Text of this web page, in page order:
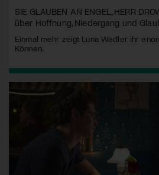
SIE GLAUBEN AN ENGEL, HERR
über Hoffnung, Niedergang und
Einmal mehr zeigt Luna Wedler ihr
Können.